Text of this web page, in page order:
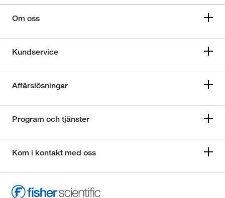
Om oss
Kundservice
Affärslösningar
Program och tjänster
Kom i kontakt med oss